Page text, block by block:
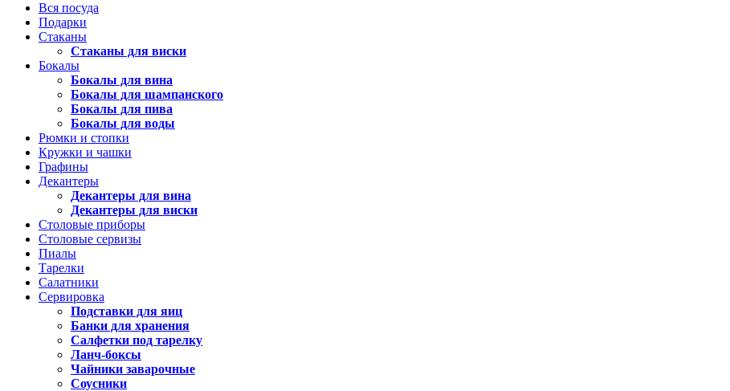
Вся посуда
Подарки
Стаканы
Стаканы для виски
Бокалы
Бокалы для вина
Бокалы для шампанского
Бокалы для пива
Бокалы для воды
Рюмки и стопки
Кружки и чашки
Графины
Декантеры
Декантеры для вина
Декантеры для виски
Столовые приборы
Столовые сервизы
Пиалы
Тарелки
Салатники
Сервировка
Подставки для яиц
Банки для хранения
Салфетки под тарелку
Ланч-боксы
Чайники заварочные
Соусники